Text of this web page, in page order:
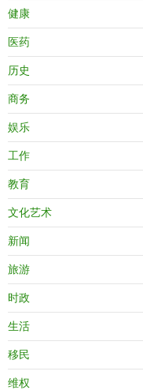
健康
医药
历史
商务
娱乐
工作
教育
文化艺术
新闻
旅游
时政
生活
移民
维权